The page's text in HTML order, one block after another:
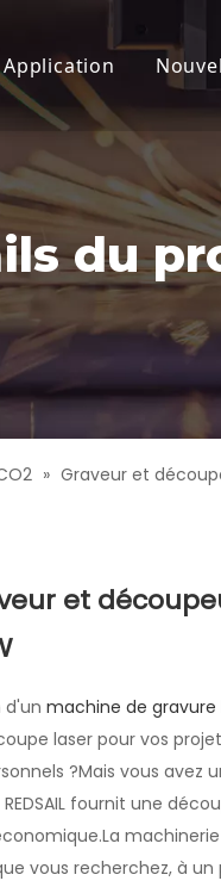
Application
du
» Graveur et
et
d'un machine de gravure
laser pour vos
?Mais vous avez
fournit une
vous recherchez, à